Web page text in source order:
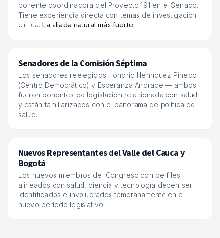
ponente coordinadora del Proyecto 191 en el Senado.
Tiene experiencia directa con temas de investigación
clínica.La aliada natural más fuerte.
Senadores de la Comisión Séptima
Los senadores reelegidos Honorio Henríquez Pinedo
(Centro Democrático) y Esperanza Andrade — ambos
fueron ponentes de legislación relacionada con salud
y están familiarizados con el panorama de política de
salud.
Nuevos Representantes del Valle del Cauca y
Bogotá
Los nuevos miembros del Congreso con perfiles
alineados con salud, ciencia y tecnología deben ser
identificados e involucrados tempranamente en el
nuevo período legislativo.